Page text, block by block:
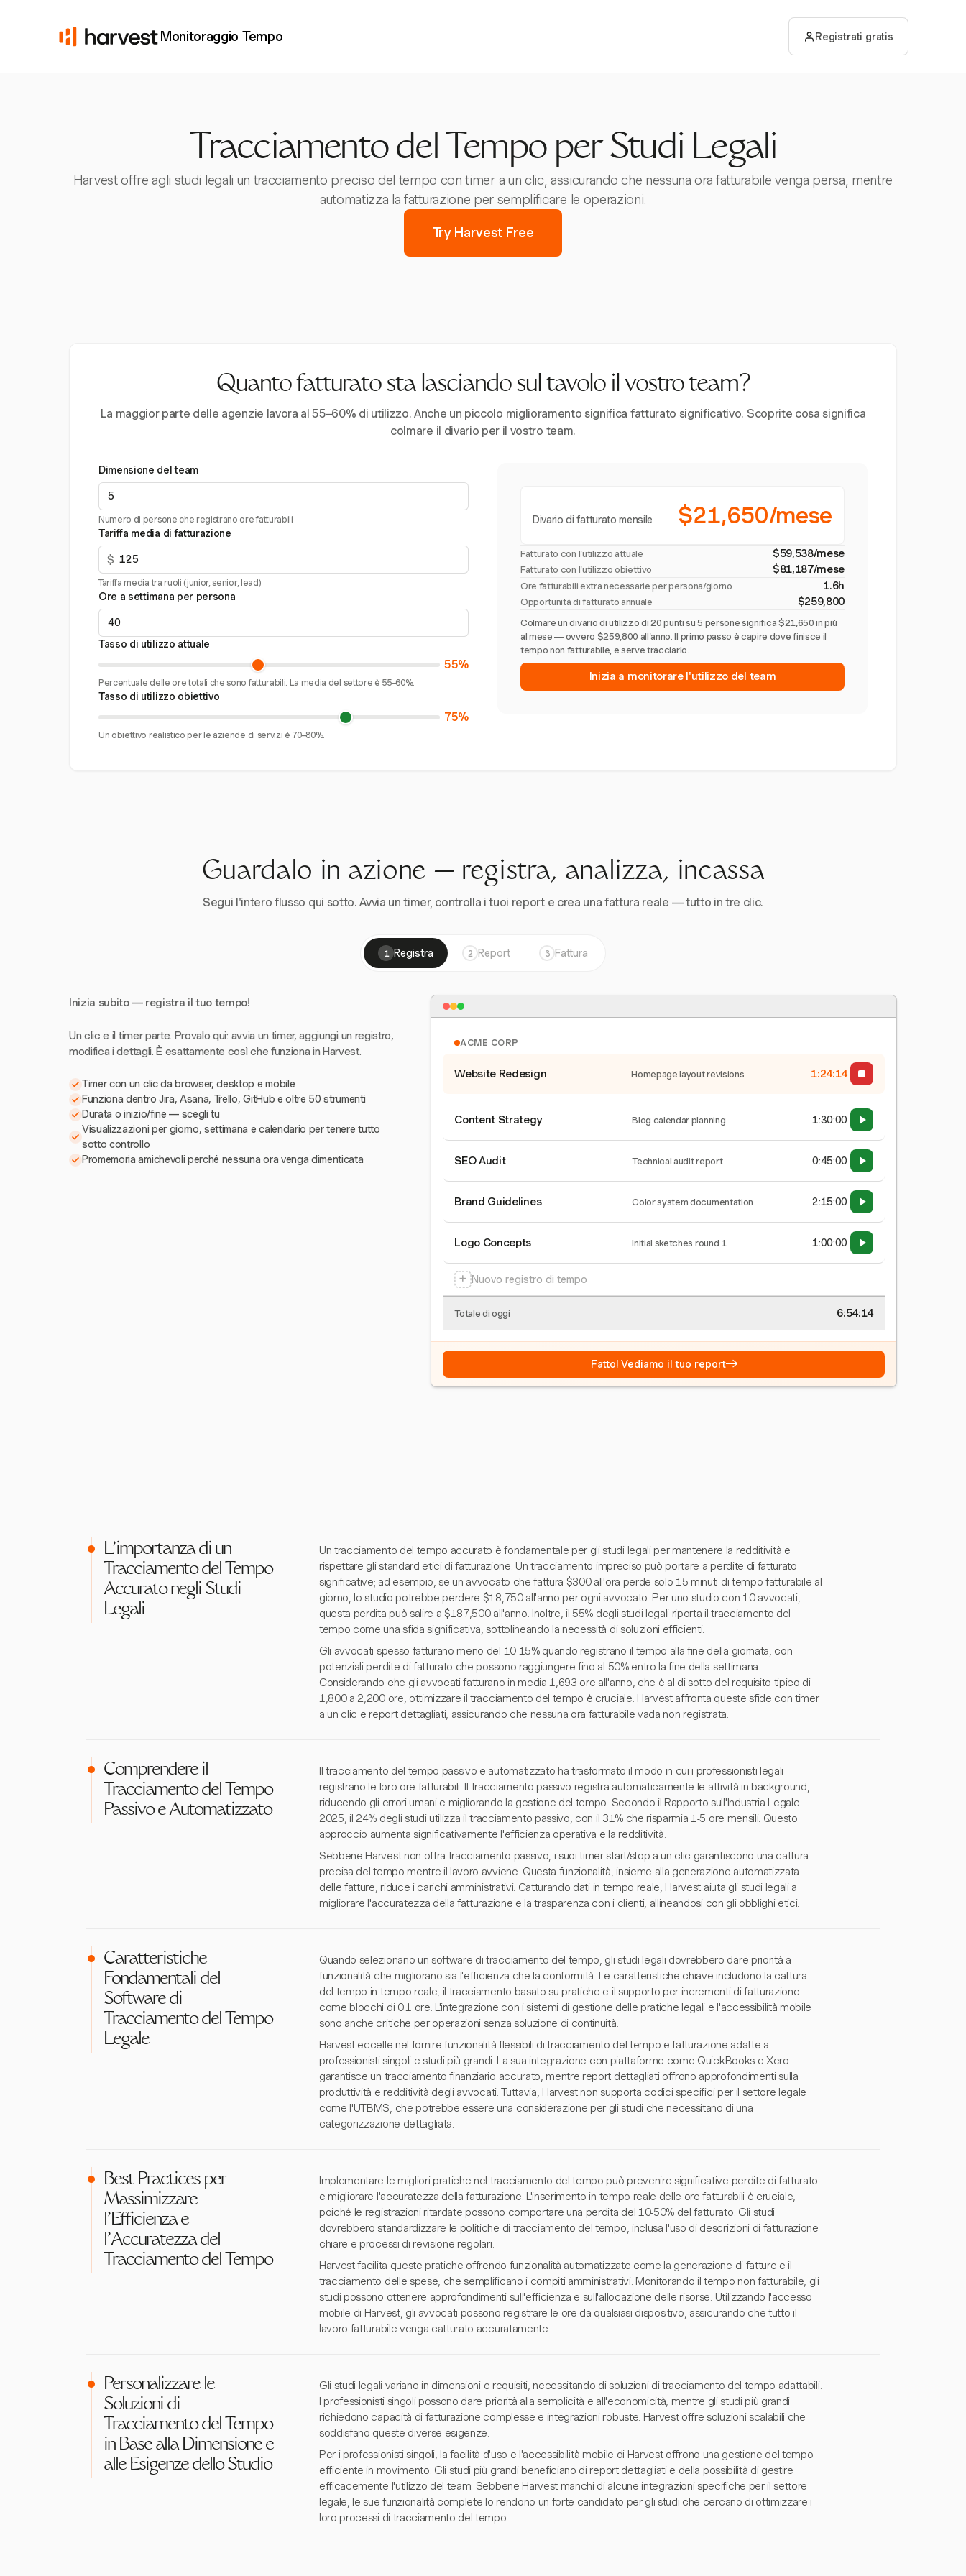
Monitoraggio Tempo Registrati gratis
Tracciamento del Tempo per Studi Legali
Harvest offre agli studi legali un tracciamento preciso del tempo con timer a un clic, assicurando che nessuna ora fatturabile venga persa, mentre
automatizza la fatturazione per semplificare le operazioni.
Try Harvest Free
Quanto fatturato sta lasciando sul tavolo il vostro team?
La maggior parte delle agenzie lavora al 55–60% di utilizzo. Anche un piccolo miglioramento significa fatturato significativo. Scoprite cosa significa
colmare il divario per il vostro team.
Dimensione del team
Numero di persone che registrano ore fatturabili
Tariffa media di fatturazione
$
Tariffa media tra ruoli (junior, senior, lead)
Ore a settimana per persona
Tasso di utilizzo attuale
55%
Percentuale delle ore totali che sono fatturabili. La media del settore è 55–60%.
Tasso di utilizzo obiettivo
75%
Un obiettivo realistico per le aziende di servizi è 70–80%.
Divario di fatturato mensile $21,650/mese
Fatturato con l'utilizzo attuale $59,538/mese
Fatturato con l'utilizzo obiettivo $81,187/mese
Ore fatturabili extra necessarie per persona/giorno 1.6h
Opportunità di fatturato annuale $259,800
Colmare un divario di utilizzo di 20 punti su 5 persone significa $21,650 in più
al mese — ovvero $259,800 all'anno. Il primo passo è capire dove finisce il
tempo non fatturabile, e serve tracciarlo.
Inizia a monitorare l'utilizzo del team
Guardalo in azione — registra, analizza, incassa
Segui l'intero flusso qui sotto. Avvia un timer, controlla i tuoi report e crea una fattura reale — tutto in tre clic.
1 Registra 2 Report 3 Fattura
Inizia subito — registra il tuo tempo!
Un clic e il timer parte. Provalo qui: avvia un timer, aggiungi un registro,
modifica i dettagli. È esattamente così che funziona in Harvest.
Timer con un clic da browser, desktop e mobile
Funziona dentro Jira, Asana, Trello, GitHub e oltre 50 strumenti
Durata o inizio/fine — scegli tu
Visualizzazioni per giorno, settimana e calendario per tenere tutto
sotto controllo
Promemoria amichevoli perché nessuna ora venga dimenticata
ACME CORP
Website Redesign Homepage layout revisions 1:24:15
Content Strategy Blog calendar planning 1:30:00
SEO Audit Technical audit report 0:45:00
Brand Guidelines Color system documentation 2:15:00
Logo Concepts Initial sketches round 1 1:00:00
+ Nuovo registro di tempo
Totale di oggi 6:54:15
Fatto! Vediamo il tuo report→
L'importanza di un
Tracciamento del Tempo
Accurato negli Studi
Legali
Un tracciamento del tempo accurato è fondamentale per gli studi legali per mantenere la redditività e
rispettare gli standard etici di fatturazione. Un tracciamento impreciso può portare a perdite di fatturato
significative; ad esempio, se un avvocato che fattura $300 all'ora perde solo 15 minuti di tempo fatturabile al
giorno, lo studio potrebbe perdere $18,750 all'anno per ogni avvocato. Per uno studio con 10 avvocati,
questa perdita può salire a $187,500 all'anno. Inoltre, il 55% degli studi legali riporta il tracciamento del
tempo come una sfida significativa, sottolineando la necessità di soluzioni efficienti.
Gli avvocati spesso fatturano meno del 10-15% quando registrano il tempo alla fine della giornata, con
potenziali perdite di fatturato che possono raggiungere fino al 50% entro la fine della settimana.
Considerando che gli avvocati fatturano in media 1,693 ore all'anno, che è al di sotto del requisito tipico di
1,800 a 2,200 ore, ottimizzare il tracciamento del tempo è cruciale. Harvest affronta queste sfide con timer
a un clic e report dettagliati, assicurando che nessuna ora fatturabile vada non registrata.
Comprendere il
Tracciamento del Tempo
Passivo e Automatizzato
Il tracciamento del tempo passivo e automatizzato ha trasformato il modo in cui i professionisti legali
registrano le loro ore fatturabili. Il tracciamento passivo registra automaticamente le attività in background,
riducendo gli errori umani e migliorando la gestione del tempo. Secondo il Rapporto sull'Industria Legale
2025, il 24% degli studi utilizza il tracciamento passivo, con il 31% che risparmia 1-5 ore mensili. Questo
approccio aumenta significativamente l'efficienza operativa e la redditività.
Sebbene Harvest non offra tracciamento passivo, i suoi timer start/stop a un clic garantiscono una cattura
precisa del tempo mentre il lavoro avviene. Questa funzionalità, insieme alla generazione automatizzata
delle fatture, riduce i carichi amministrativi. Catturando dati in tempo reale, Harvest aiuta gli studi legali a
migliorare l'accuratezza della fatturazione e la trasparenza con i clienti, allineandosi con gli obblighi etici.
Caratteristiche
Fondamentali del
Software di
Tracciamento del Tempo
Legale
Quando selezionano un software di tracciamento del tempo, gli studi legali dovrebbero dare priorità a
funzionalità che migliorano sia l'efficienza che la conformità. Le caratteristiche chiave includono la cattura
del tempo in tempo reale, il tracciamento basato su pratiche e il supporto per incrementi di fatturazione
come blocchi di 0.1 ore. L'integrazione con i sistemi di gestione delle pratiche legali e l'accessibilità mobile
sono anche critiche per operazioni senza soluzione di continuità.
Harvest eccelle nel fornire funzionalità flessibili di tracciamento del tempo e fatturazione adatte a
professionisti singoli e studi più grandi. La sua integrazione con piattaforme come QuickBooks e Xero
garantisce un tracciamento finanziario accurato, mentre report dettagliati offrono approfondimenti sulla
produttività e redditività degli avvocati. Tuttavia, Harvest non supporta codici specifici per il settore legale
come l'UTBMS, che potrebbe essere una considerazione per gli studi che necessitano di una
categorizzazione dettagliata.
Best Practices per
Massimizzare
l'Efficienza e
l'Accuratezza del
Tracciamento del Tempo
Implementare le migliori pratiche nel tracciamento del tempo può prevenire significative perdite di fatturato
e migliorare l'accuratezza della fatturazione. L'inserimento in tempo reale delle ore fatturabili è cruciale,
poiché le registrazioni ritardate possono comportare una perdita del 10-50% del fatturato. Gli studi
dovrebbero standardizzare le politiche di tracciamento del tempo, inclusa l'uso di descrizioni di fatturazione
chiare e processi di revisione regolari.
Harvest facilita queste pratiche offrendo funzionalità automatizzate come la generazione di fatture e il
tracciamento delle spese, che semplificano i compiti amministrativi. Monitorando il tempo non fatturabile, gli
studi possono ottenere approfondimenti sull'efficienza e sull'allocazione delle risorse. Utilizzando l'accesso
mobile di Harvest, gli avvocati possono registrare le ore da qualsiasi dispositivo, assicurando che tutto il
lavoro fatturabile venga catturato accuratamente.
Personalizzare le
Soluzioni di
Tracciamento del Tempo
in Base alla Dimensione e
alle Esigenze dello Studio
Gli studi legali variano in dimensioni e requisiti, necessitando di soluzioni di tracciamento del tempo adattabili.
I professionisti singoli possono dare priorità alla semplicità e all'economicità, mentre gli studi più grandi
richiedono capacità di fatturazione complesse e integrazioni robuste. Harvest offre soluzioni scalabili che
soddisfano queste diverse esigenze.
Per i professionisti singoli, la facilità d'uso e l'accessibilità mobile di Harvest offrono una gestione del tempo
efficiente in movimento. Gli studi più grandi beneficiano di report dettagliati e della possibilità di gestire
efficacemente l'utilizzo del team. Sebbene Harvest manchi di alcune integrazioni specifiche per il settore
legale, le sue funzionalità complete lo rendono un forte candidato per gli studi che cercano di ottimizzare i
loro processi di tracciamento del tempo.